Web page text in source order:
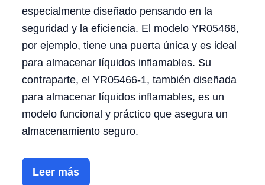
especialmente diseñado pensando en la
seguridad y la eficiencia. El modelo YR05466,
por ejemplo, tiene una puerta única y es ideal
para almacenar líquidos inflamables. Su
contraparte, el YR05466-1, también diseñada
para almacenar líquidos inflamables, es un
modelo funcional y práctico que asegura un
almacenamiento seguro.
Leer más